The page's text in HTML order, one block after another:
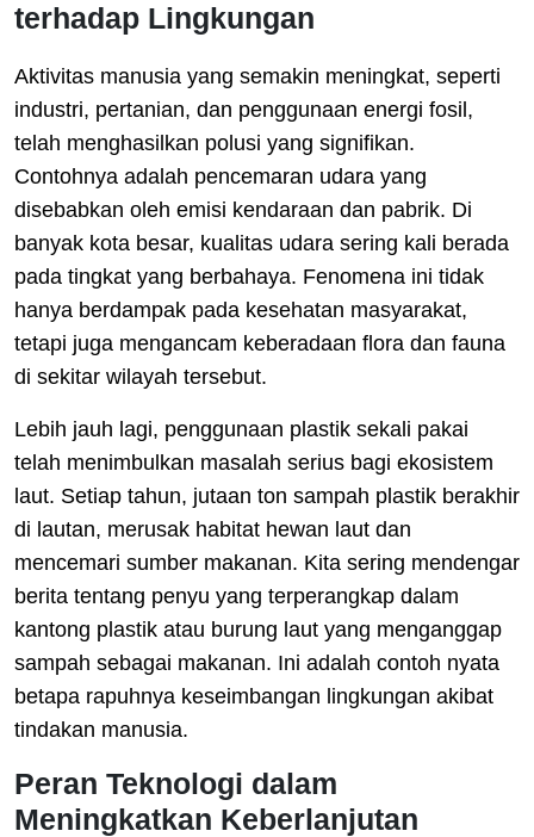
terhadap Lingkungan
Aktivitas manusia yang semakin meningkat, seperti
industri, pertanian, dan penggunaan energi fosil,
telah menghasilkan polusi yang signifikan.
Contohnya adalah pencemaran udara yang
disebabkan oleh emisi kendaraan dan pabrik. Di
banyak kota besar, kualitas udara sering kali berada
pada tingkat yang berbahaya. Fenomena ini tidak
hanya berdampak pada kesehatan masyarakat,
tetapi juga mengancam keberadaan flora dan fauna
di sekitar wilayah tersebut.
Lebih jauh lagi, penggunaan plastik sekali pakai
telah menimbulkan masalah serius bagi ekosistem
laut. Setiap tahun, jutaan ton sampah plastik berakhir
di lautan, merusak habitat hewan laut dan
mencemari sumber makanan. Kita sering mendengar
berita tentang penyu yang terperangkap dalam
kantong plastik atau burung laut yang menganggap
sampah sebagai makanan. Ini adalah contoh nyata
betapa rapuhnya keseimbangan lingkungan akibat
tindakan manusia.
Peran Teknologi dalam
Meningkatkan Keberlanjutan